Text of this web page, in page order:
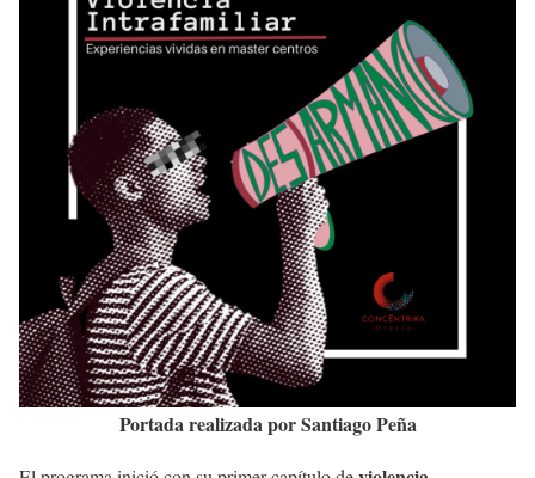
Portada realizada por Santiago Peña